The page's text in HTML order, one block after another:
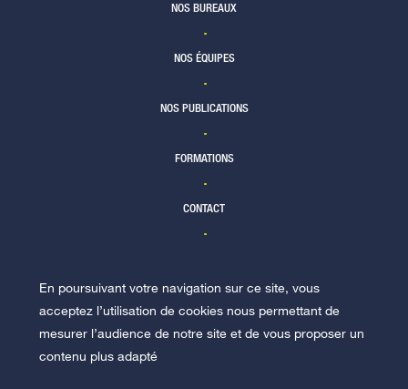
NOS BUREAUX
NOS ÉQUIPES
NOS PUBLICATIONS
FORMATIONS
CONTACT
NOUS REJOINDRE
En poursuivant votre navigation sur ce site, vous
acceptez l’utilisation de cookies nous permettant de
mesurer l’audience de notre site et de vous proposer un
contenu plus adapté